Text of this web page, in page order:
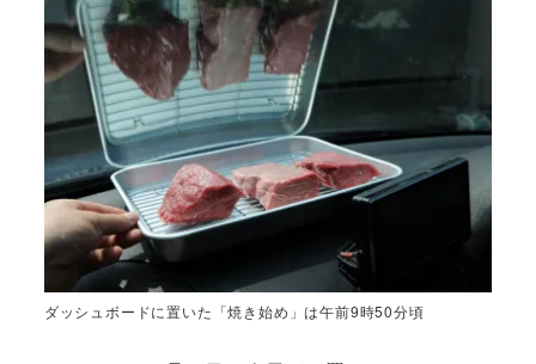
ダッシュボードに置いた「焼き始め」は午前9時50分頃